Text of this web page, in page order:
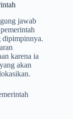
jawab
dipimpinnya.
karena ia
akan